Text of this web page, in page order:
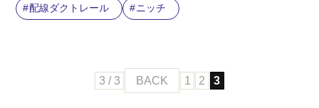
配線ダクトレール
ニッチ
3 / 3 BACK 1 2 3